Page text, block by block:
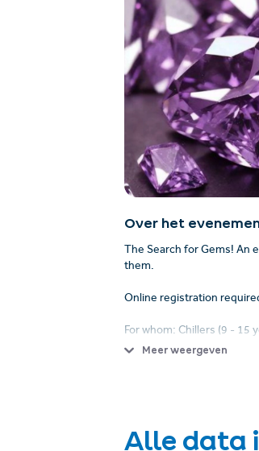
Over het
The Search for Gems!
them.
Online registration
For whom: Chillers (9 - 15
Meer weergeven
Alle data